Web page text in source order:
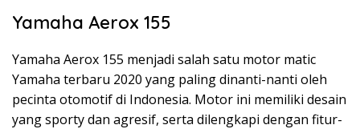
Yamaha Aerox 155
Yamaha Aerox 155 menjadi salah satu motor matic
Yamaha terbaru 2020 yang paling dinanti-nanti oleh
pecinta otomotif di Indonesia. Motor ini memiliki desain
yang sporty dan agresif, serta dilengkapi dengan fitur-